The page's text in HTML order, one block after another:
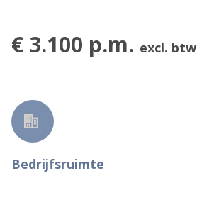
€ 3.100 p.m. excl. btw
Bedrijfsruimte